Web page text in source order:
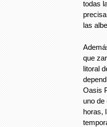
todas
las
que
litoral
Oasis
uno
horas,